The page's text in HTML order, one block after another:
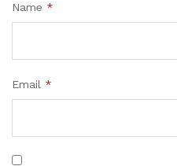
Name *
Email *